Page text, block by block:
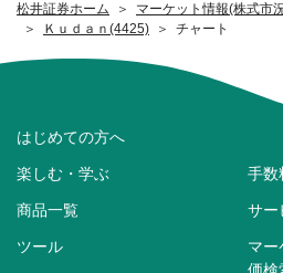
松井証券ホーム
マーケット情報(株式市
Ｋｕｄａｎ(4425)
チャート
はじめての方へ
楽しむ・学ぶ 手数
商品一覧 サー
ツール
マー
価検